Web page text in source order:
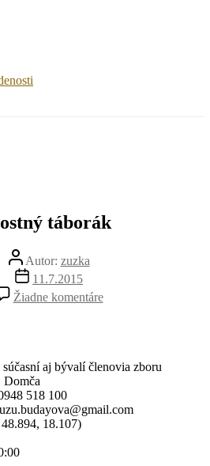
táborák
Autor
článku
Autor: zuzka
Dátum
článku
11.7.2015
Žiadne komentárena
Slávnostný
súčasní aj bývalí členovia zboru
Domča
518 100
18.107)